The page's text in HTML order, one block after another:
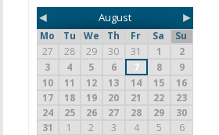
◄ August ►
Mo Tu We Th Fr Sa
Su
27
28 29 30 31 1
2
3
4 5 6 7 8
9
10
11 12 13 14 15
16
17
18 19 20 21 22
23
24
25 26 27 28 29
30
31
1 2 3 4 5 6